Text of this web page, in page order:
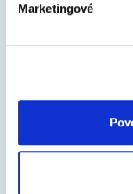
Marketingové
Hrnek s
249 Kč